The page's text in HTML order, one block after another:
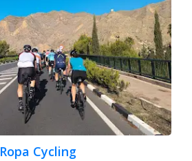
Ropa Cycling